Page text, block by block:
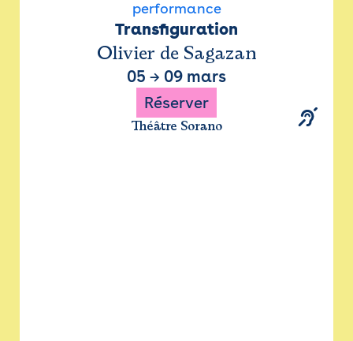
performance
Transfiguration
Olivier de Sagazan
05 → 09 mars
Réserver
Théâtre Sorano